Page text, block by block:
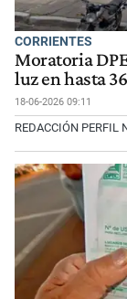
CORRIENTES
Moratoria
luz en hasta
18-06-2026 09:11
REDACCIÓN PERFIL